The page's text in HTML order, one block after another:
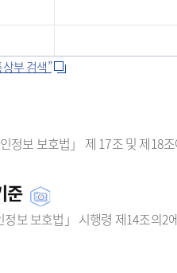
부 검색”
정보 보호법」 제 17조 및 제18
준
보 보호법」 시행령 제14조의2